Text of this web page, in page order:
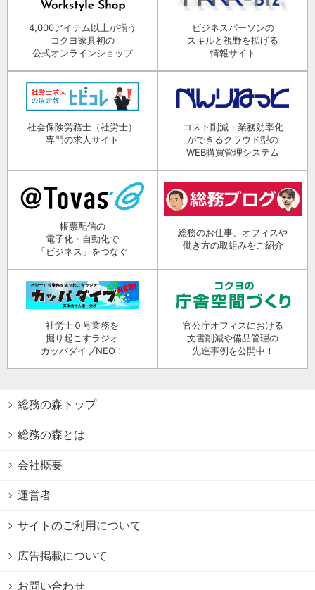
4,000アイテム以上が揃う
コクヨ家具初の
公式オンラインショップ
ビジネスパーソンの
スキルと視野を拡げる
情報サイト
社会保険労務士（社労士）
専門の求人サイト
コスト削減・業務効率化
ができるクラウド型の
WEB購買管理システム
帳票配信の
電子化・自動化で
「ビジネス」をつなぐ
総務のお仕事、オフィスや
働き方の取組みをご紹介
社労士０号業務を
掘り起こすラジオ
カッパダイブNEO！
官公庁オフィスにおける
文書削減や備品管理の
先進事例を公開中！
総務の森トップ
総務の森とは
会社概要
運営者
サイトのご利用について
広告掲載について
お問い合わせ